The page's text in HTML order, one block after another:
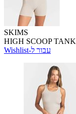
SKIMS
HIGH SCOOP TANK
Wishlist-עבור ל